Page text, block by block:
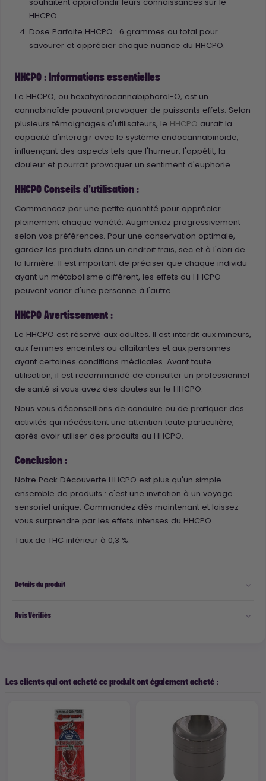
souhaitent approfondir leurs connaissances sur le
HHCPO.
Dose Parfaite HHCPO : 6 grammes au total pour
savourer et apprécier chaque nuance du HHCPO.
HHCPO : Informations essentielles
Le HHCPO, ou hexahydrocannabiphorol-O, est un
cannabinoïde pouvant provoquer de puissants effets. Selon
plusieurs témoignages d'utilisateurs, le HHCPO aurait la
capacité d'interagir avec le système endocannabinoïde,
influençant des aspects tels que l'humeur, l'appétit, la
douleur et pourrait provoquer un sentiment d'euphorie.
HHCPO Conseils d'utilisation :
Commencez par une petite quantité pour apprécier
pleinement chaque variété. Augmentez progressivement
selon vos préférences. Pour une conservation optimale,
gardez les produits dans un endroit frais, sec et à l'abri de
la lumière. Il est important de préciser que chaque individu
ayant un métabolisme différent, les effets du HHCPO
peuvent varier d'une personne à l'autre.
HHCPO Avertissement :
Le HHCPO est réservé aux adultes. Il est interdit aux mineurs,
aux femmes enceintes ou allaitantes et aux personnes
ayant certaines conditions médicales. Avant toute
utilisation, il est recommandé de consulter un professionnel
de santé si vous avez des doutes sur le HHCPO.
Nous vous déconseillons de conduire ou de pratiquer des
activités qui nécéssitent une attention toute particulière,
après avoir utiliser des produits au HHCPO.
Conclusion :
Notre Pack Découverte HHCPO est plus qu'un simple
ensemble de produits : c'est une invitation à un voyage
sensoriel unique. Commandez dès maintenant et laissez-
vous surprendre par les effets intenses du HHCPO.
Taux de THC inférieur à 0,3 %.
Détails du produit
Avis Vérifiés
Les clients qui ont acheté ce produit ont également acheté :